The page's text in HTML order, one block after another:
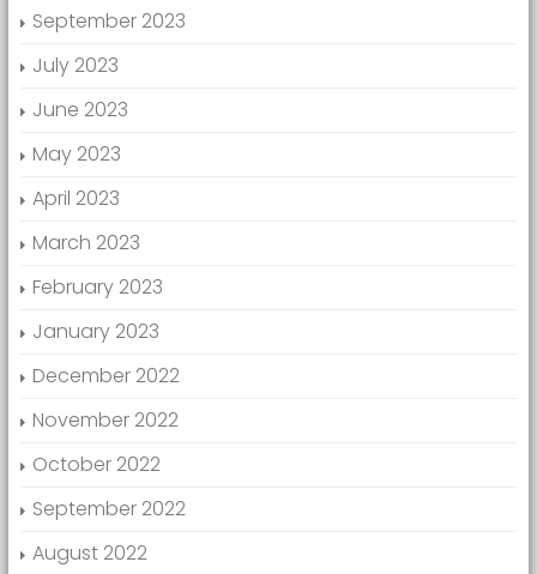
September 2023
July 2023
June 2023
May 2023
April 2023
March 2023
February 2023
January 2023
December 2022
November 2022
October 2022
September 2022
August 2022